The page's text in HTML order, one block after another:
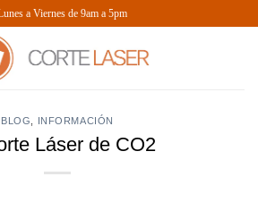
a Viernes de 9am a 5pm
BLOG INFORMACIÓN
Láser de CO2